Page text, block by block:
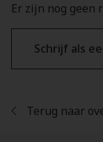
Er zijn nog geen
Schrijf als
Terug naar